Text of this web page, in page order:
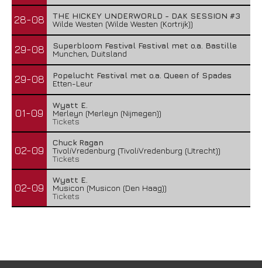
28-08
THE HICKEY UNDERWORLD - DAK SESSION #3
Wilde Westen (Wilde Westen (Kortrijk))
29-08
Superbloom Festival Festival met o.a. Bastille
Munchen, Duitsland
29-08
Popelucht Festival met o.a. Queen of Spades
Etten-Leur
01-09
Wyatt E.
Merleyn (Merleyn (Nijmegen))
Tickets
02-09
Chuck Ragan
TivoliVredenburg (TivoliVredenburg (Utrecht))
Tickets
02-09
Wyatt E.
Musicon (Musicon (Den Haag))
Tickets